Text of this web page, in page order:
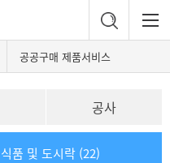
공공구매 제품서비스
공사
식품 및 도시락 (22)